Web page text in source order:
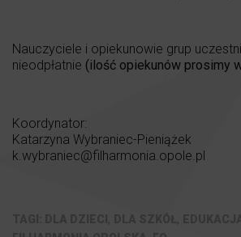
Nauczyciele i opiekunowie grup
nieodpłatnie (ilość opiekunów prosimy
Koordynator:
Katarzyna Wybraniec-Pieniążek
k.wybraniec@filharmonia.opole.pl